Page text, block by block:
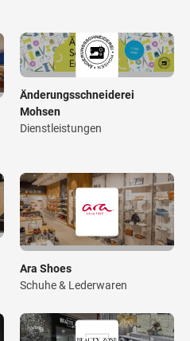
Änderungsschneiderei
Mohsen
Dienstleistungen
Ara Shoes
Schuhe & Lederwaren